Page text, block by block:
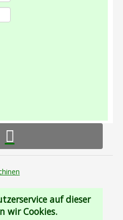
auf dieser
wir Cookies.